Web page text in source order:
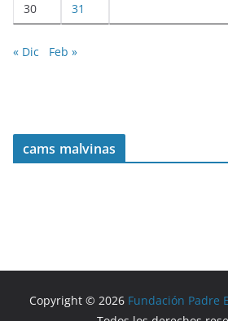
30 31
« Dic Feb »
cams malvinas
Copyright © 2026 Fundación Padre